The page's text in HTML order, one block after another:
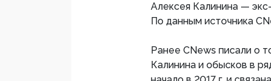
Алексея Калинина —
По данным источника
Ранее CNews писали о
Калинина и обысков в